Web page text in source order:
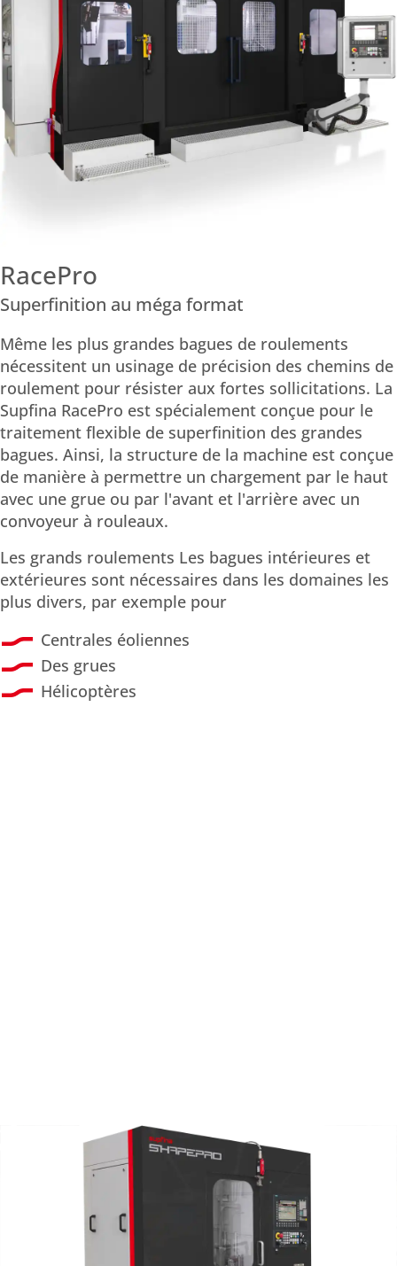
RacePro
Superfinition au méga format
Même les plus grandes bagues de roulements
nécessitent un usinage de précision des chemins de
roulement pour résister aux fortes sollicitations. La
Supfina RacePro est spécialement conçue pour le
traitement flexible de superfinition des grandes
bagues. Ainsi, la structure de la machine est conçue
de manière à permettre un chargement par le haut
avec une grue ou par l'avant et l'arrière avec un
convoyeur à rouleaux.
Les grands roulements Les bagues intérieures et
extérieures sont nécessaires dans les domaines les
plus divers, par exemple pour
Centrales éoliennes
Des grues
Hélicoptères